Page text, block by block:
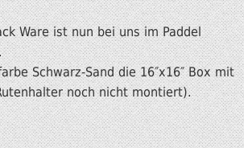
Ware ist nun bei uns im Paddel
Schwarz-Sand die 16″x16″ Box mit
noch nicht montiert).